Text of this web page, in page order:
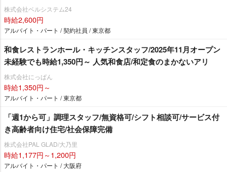
株式会社ベルシステム24
時給2,600円
アルバイト・パート / 契約社員 / 東京都
和食レストランホール・キッチンスタッフ/2025年11月オープン
未経験でも時給1,350円～ 人気和食店/和定食のまかないアリ
株式会社にっぱん
時給1,350円～
アルバイト・パート / 東京都
「週1から可」調理スタッフ/無資格可/シフト相談可/サービス付
き高齢者向け住宅/社会保障完備
株式会社PAL GLAD/大乃里
時給1,177円～1,200円
アルバイト・パート / 大阪府